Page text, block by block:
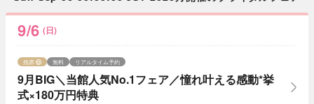
9/6 (日)
9月BIG＼当館人気No.1フェア／憧れ叶える感動*挙
式×180万円特典
残席 無料 リアルタイム予約